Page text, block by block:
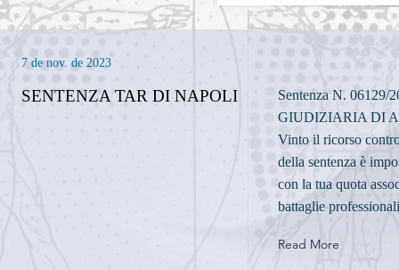
7 de nov. de 2023
SENTENZA TAR DI NAPOLI
Sentenza N.
GIUDIZIARIA DI
Vinto il ricorso
della sentenza è
con la tua quota
battaglie
Read More